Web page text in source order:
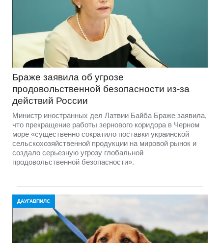
Браже заявила об угрозе
продовольственной безопасности из-за
действий России
Министр иностранных дел Латвии Байба Браже заявила,
что прекращение работы зернового коридора в Черном
море «существенно сократило поставки украинской
сельскохозяйственной продукции на мировой рынок и
создало серьезную угрозу глобальной
продовольственной безопасности».
ДАУГАВПИЛС